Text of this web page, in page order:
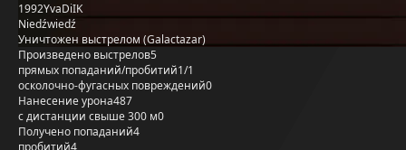
1992YvaDiIK
Niedźwiedź
Уничтожен выстрелом (Galactazar)
Произведено выстрелов5
прямых попаданий/пробитий1/1
осколочно-фугасных повреждений0
Нанесение урона487
с дистанции свыше 300 м0
Получено попаданий4
пробитий4